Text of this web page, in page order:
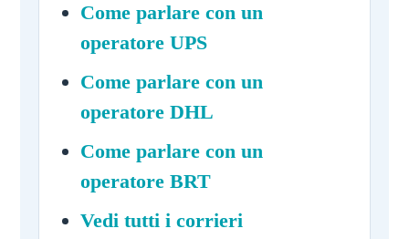
Come parlare con un
operatore UPS
Come parlare con un
operatore DHL
Come parlare con un
operatore BRT
Vedi tutti i corrieri